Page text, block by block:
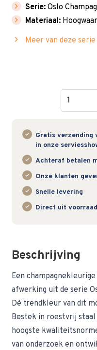
chevron_right Serie: Oslo
chevron_right Materiaal:
chevron_right Meer van deze serie
Gratis verzending
in onze
Achteraf betalen
Onze klanten
Snelle levering
Direct uit
Beschrijving
Een
afwerking uit de serie
Dé trendkleur van dit
Bestek in roestvrij staal
hoogste
van onderzoek en